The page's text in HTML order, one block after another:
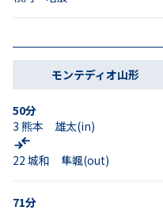
モンテディオ山形
50分
3 熊本 雄太(in)
22 城和 隼颯(out)
71分